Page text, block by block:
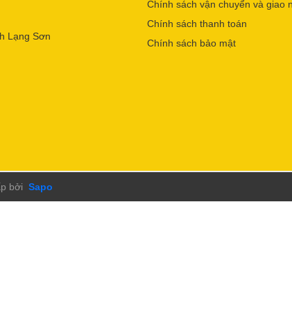
Lạng Sơn
Chính sách vận chuyển và giao
Chính sách thanh toán
Chính sách bảo mật
bởi Sapo